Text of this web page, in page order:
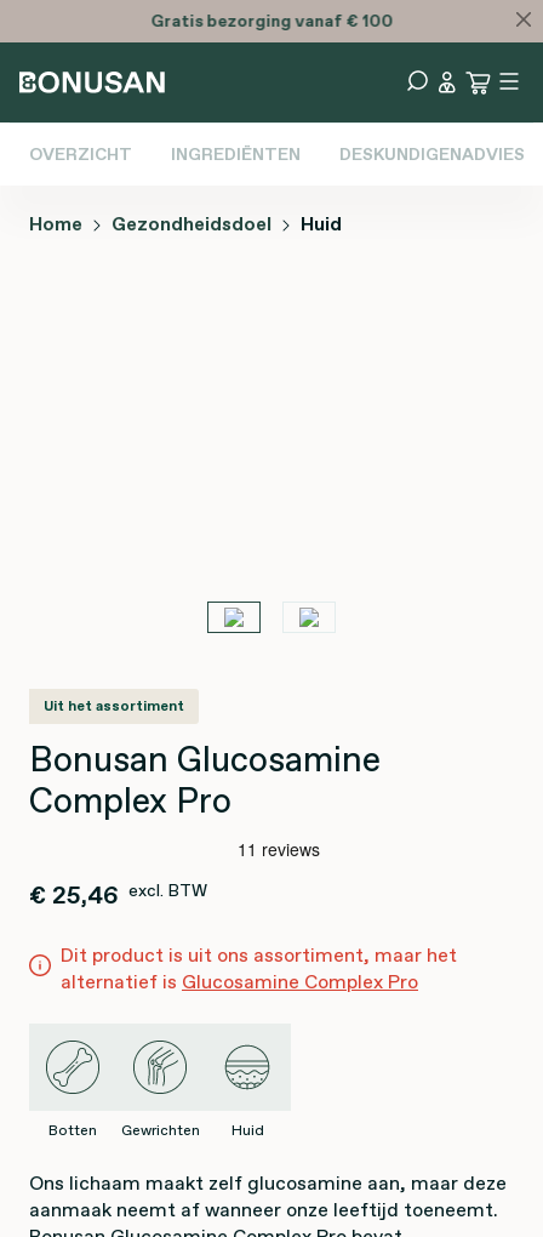
Gratisbezorging vanaf € 100
OVERZICHT INGREDIËNTEN DESKUNDIGENADVIES
Home Gezondheidsdoel Huid
Uit het assortiment
Bonusan Glucosamine
Complex Pro
€ 25,46 excl. BTW
Dit product is uit ons assortiment, maar het
alternatief is Glucosamine Complex Pro
Botten Gewrichten Huid
Ons lichaam maakt zelf glucosamine aan, maar deze
aanmaak neemt af wanneer onze leeftijd toeneemt.